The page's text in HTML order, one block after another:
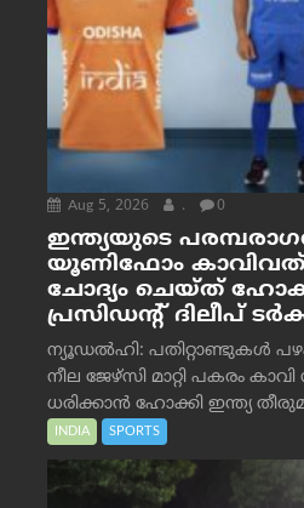
Aug 5, 2026 . 0
ഇന്ത്യയുടെ
യൂണിഫോം
ചോദ്യം ചെയ്ത്
പ്രസിഡന്റ് ദിലീപ്
ന്യൂഡൽഹി: പതിറ്റാണ്ടുകൾ
നീല ജേഴ്‌സി മാറ്റി പകരം
ധരിക്കാൻ ഹോക്കി ഇന്ത്യ
INDIA SPORTS